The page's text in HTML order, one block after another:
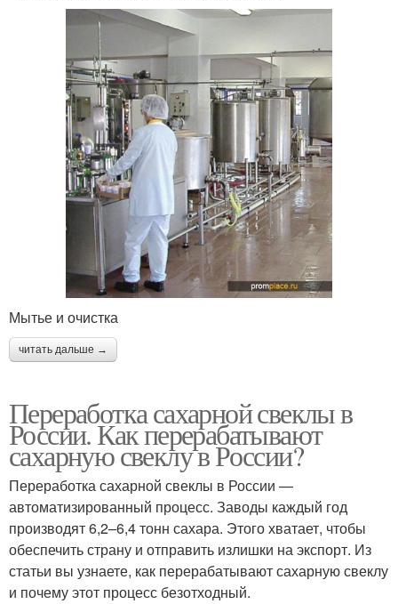
Мытье и очистка
читать дальше →
Переработка сахарной свеклы в
России. Как перерабатывают
сахарную свеклу в России?
Переработка сахарной свеклы в России —
автоматизированный процесс. Заводы каждый год
производят 6,2–6,4 тонн сахара. Этого хватает, чтобы
обеспечить страну и отправить излишки на экспорт. Из
статьи вы узнаете, как перерабатывают сахарную свеклу
и почему этот процесс безотходный.